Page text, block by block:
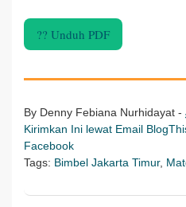
?? Unduh PDF
By Denny Febiana Nurhidayat -
Kirimkan Ini lewat Email
Facebook
Tags: Bimbel Jakarta Timur,